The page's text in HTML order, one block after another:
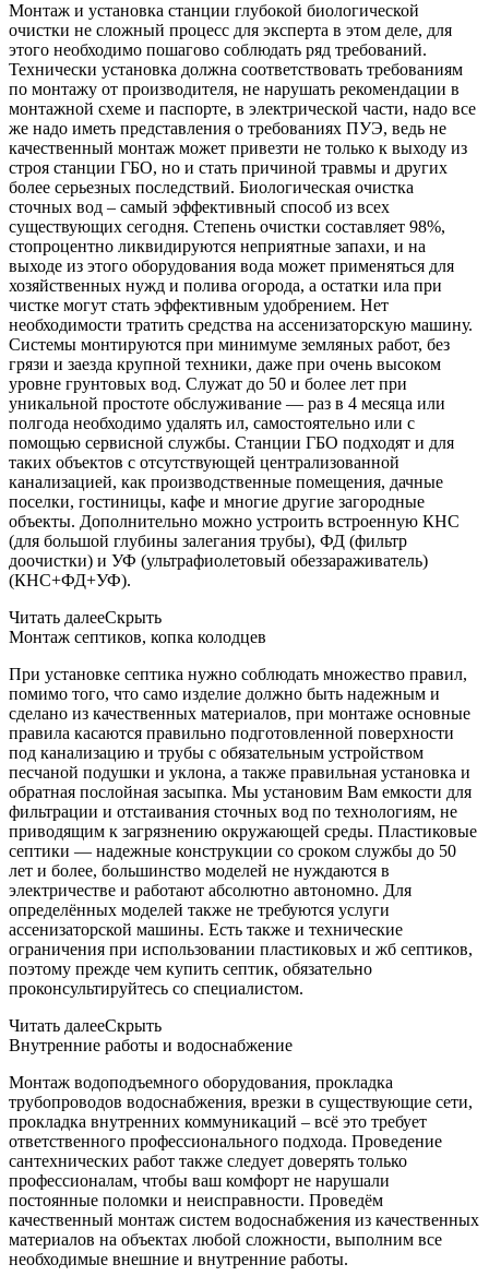
Монтаж и установка станции глубокой биологической
очистки не сложный процесс для эксперта в этом деле, для
этого необходимо пошагово соблюдать ряд требований.
Технически установка должна соответствовать требованиям
по монтажу от производителя, не нарушать рекомендации в
монтажной схеме и паспорте, в электрической части, надо все
же надо иметь представления о требованиях ПУЭ, ведь не
качественный монтаж может привезти не только к выходу из
строя станции ГБО, но и стать причиной травмы и других
более серьезных последствий. Биологическая очистка
сточных вод – самый эффективный способ из всех
существующих сегодня. Степень очистки составляет 98%,
стопроцентно ликвидируются неприятные запахи, и на
выходе из этого оборудования вода может применяться для
хозяйственных нужд и полива огорода, а остатки ила при
чистке могут стать эффективным удобрением. Нет
необходимости тратить средства на ассенизаторскую машину.
Системы монтируются при минимуме земляных работ, без
грязи и заезда крупной техники, даже при очень высоком
уровне грунтовых вод. Служат до 50 и более лет при
уникальной простоте обслуживание — раз в 4 месяца или
полгода необходимо удалять ил, самостоятельно или с
помощью сервисной службы. Станции ГБО подходят и для
таких объектов с отсутствующей централизованной
канализацией, как производственные помещения, дачные
поселки, гостиницы, кафе и многие другие загородные
объекты. Дополнительно можно устроить встроенную КНС
(для большой глубины залегания трубы), ФД (фильтр
доочистки) и УФ (ультрафиолетовый обеззараживатель)
(КНС+ФД+УФ).
Читать далееСкрыть
Монтаж септиков, копка колодцев
При установке септика нужно соблюдать множество правил,
помимо того, что само изделие должно быть надежным и
сделано из качественных материалов, при монтаже основные
правила касаются правильно подготовленной поверхности
под канализацию и трубы с обязательным устройством
песчаной подушки и уклона, а также правильная установка и
обратная послойная засыпка. Мы установим Вам емкости для
фильтрации и отстаивания сточных вод по технологиям, не
приводящим к загрязнению окружающей среды. Пластиковые
септики — надежные конструкции со сроком службы до 50
лет и более, большинство моделей не нуждаются в
электричестве и работают абсолютно автономно. Для
определённых моделей также не требуются услуги
ассенизаторской машины. Есть также и технические
ограничения при использовании пластиковых и жб септиков,
поэтому прежде чем купить септик, обязательно
проконсультируйтесь со специалистом.
Читать далееСкрыть
Внутренние работы и водоснабжение
Монтаж водоподъемного оборудования, прокладка
трубопроводов водоснабжения, врезки в существующие сети,
прокладка внутренних коммуникаций – всё это требует
ответственного профессионального подхода. Проведение
сантехнических работ также следует доверять только
профессионалам, чтобы ваш комфорт не нарушали
постоянные поломки и неисправности. Проведём
качественный монтаж систем водоснабжения из качественных
материалов на объектах любой сложности, выполним все
необходимые внешние и внутренние работы.